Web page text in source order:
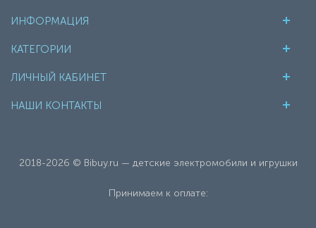
ИНФОРМАЦИЯ
КАТЕГОРИИ
ЛИЧНЫЙ КАБИНЕТ
НАШИ КОНТАКТЫ
2018-2026 © Bibuy.ru — детские электромобили и игрушки
Принимаем к оплате: